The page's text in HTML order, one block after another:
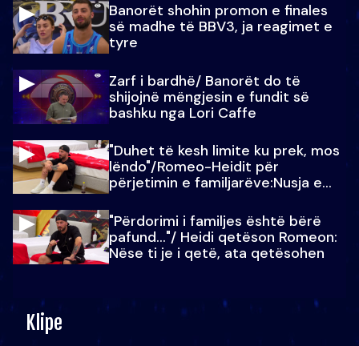
Banorët shohin promon e finales
së madhe të BBV3, ja reagimet e
tyre
Zarf i bardhë/ Banorët do të
shijojnë mëngjesin e fundit së
bashku nga Lori Caffe
"Duhet të kesh limite ku prek, mos
lëndo"/Romeo-Heidit për
përjetimin e familjarëve:Nusja e
"Përdorimi i familjes është bërë
pafund…"/ Heidi qetëson Romeon:
Nëse ti je i qetë, ata qetësohen
Klipe